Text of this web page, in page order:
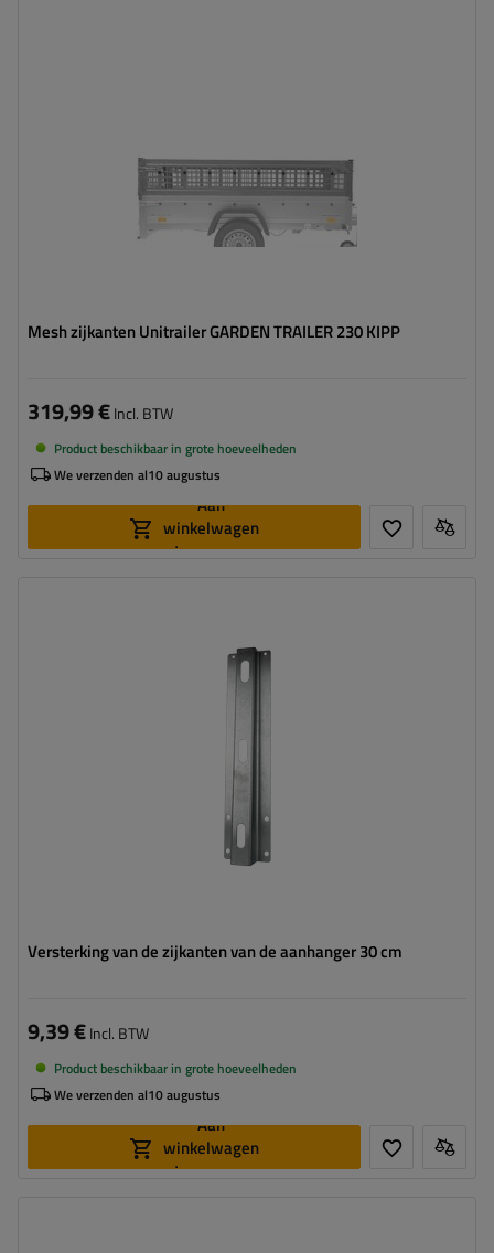
Mesh zijkanten Unitrailer GARDEN TRAILER 230 KIPP
319,99 €Incl. BTW
Product beschikbaar in grote hoeveelheden
We verzenden al10 augustus
Aan
winkelwagen
toevoegen
Versterking van de zijkanten van de aanhanger 30 cm
9,39 €Incl. BTW
Product beschikbaar in grote hoeveelheden
We verzenden al10 augustus
Aan
winkelwagen
toevoegen